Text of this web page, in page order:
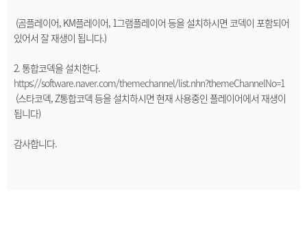
(곰플레이어, KM플레이어, 1그램플레이어 등을 설치하시면 코덱이 포함되어
있어서 잘 재생이 됩니다.)
2. 통합코덱을 설치한다.
https://software.naver.com/themechannel/list.nhn?themeChannelNo=1
(스타코덱, Z통합코덱 등을 설치하시면 현재 사용중인 플레이어에서 재생이
됩니다)
감사합니다.